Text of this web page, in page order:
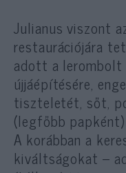
Julianus viszont
restaurációjára
adott a
újjáépítésére,
tiszteletét, sőt,
(legfőbb
A korábban a
kiváltságokat –